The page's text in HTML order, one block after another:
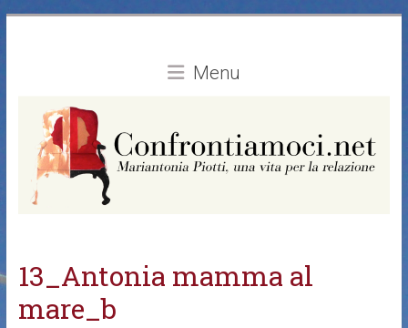
Menu
13_Antonia mamma al
mare_b